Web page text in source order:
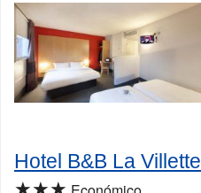
Hotel B&B La Villette
★★★